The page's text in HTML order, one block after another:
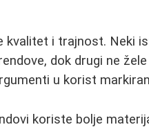
kvalitet i trajnost. Neki
dok drugi ne
u korist
koriste bolje